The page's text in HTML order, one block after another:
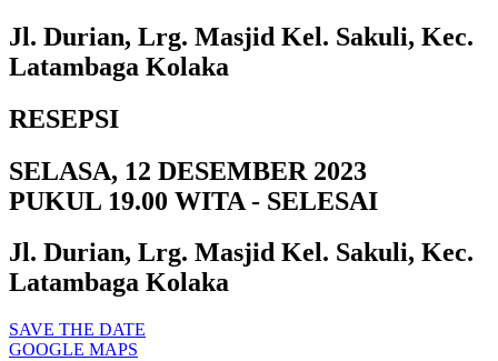
Jl. Durian, Lrg. Masjid Kel. Sakuli, Kec.
Latambaga Kolaka
RESEPSI
SELASA, 12 DESEMBER 2023
PUKUL 19.00 WITA - SELESAI
Jl. Durian, Lrg. Masjid Kel. Sakuli, Kec.
Latambaga Kolaka
SAVE THE DATE
GOOGLE MAPS